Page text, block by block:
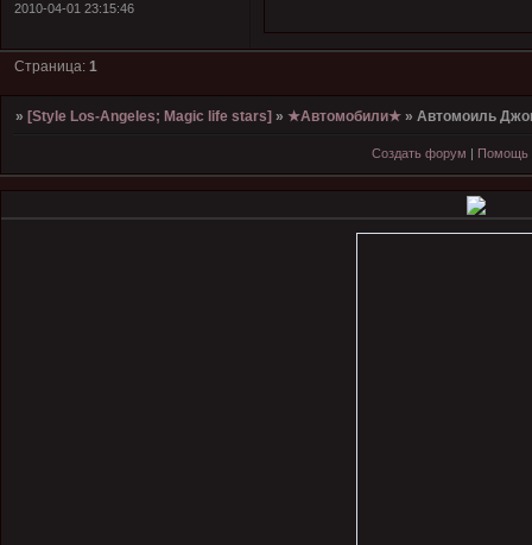
2010-04-01 23:15:46
Страница:1
»[Style Los-Angeles; Magic life stars] »★Автомобили★ »Автомоиль
Создать форум | Помощь